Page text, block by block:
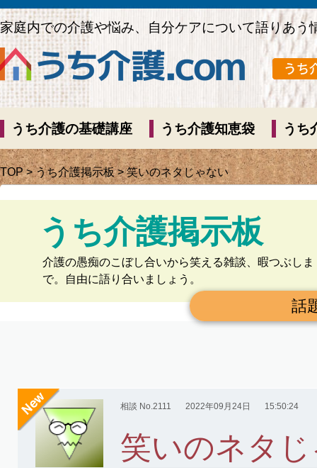
家庭内での介護や悩み、自分ケアについて語りあう
うち介護の基礎講座 うち介護知恵袋 うち
TOP>うち介護掲示板> 笑いのネタじゃない
うち介護掲示板
介護の愚痴のこぼし合いから笑える雑談、暇つぶしま
で。自由に語り合いましょう。
話
相談 No.2111 2022年09月24日 15:50:24
笑いのネタ